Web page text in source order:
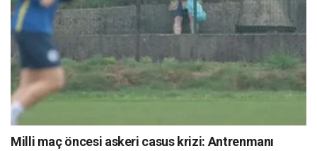
Milli maç öncesi askeri casus krizi: Antrenmanı